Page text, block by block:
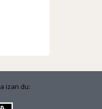
izan du: